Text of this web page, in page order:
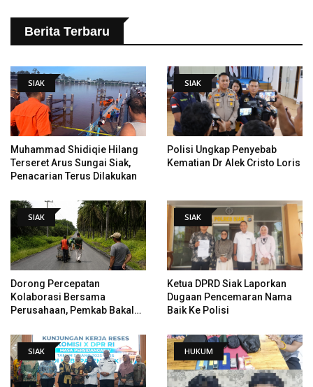
Berita Terbaru
SIAK
Muhammad Shidiqie Hilang
Terseret Arus Sungai Siak,
Penacarian Terus Dilakukan
SIAK
Polisi Ungkap Penyebab
Kematian Dr Alek Cristo Loris
SIAK
Dorong Percepatan
Kolaborasi Bersama
Perusahaan, Pemkab Bakal
Rawa Yang Rusak
SIAK
Ketua DPRD Siak Laporkan
Dugaan Pencemaran Nama
Baik Ke Polisi
SIAK HUKUM